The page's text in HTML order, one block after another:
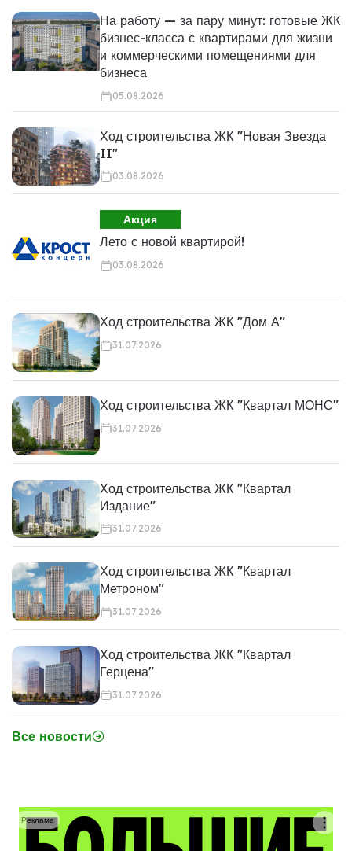
На работу — за пару минут: готовые ЖК
бизнес-класса с квартирами для жизни
и коммерческими помещениями для
бизнеса
05.08.2026
Ход строительства ЖК "Новая Звезда
II"
03.08.2026
Акция
Лето с новой квартирой!
03.08.2026
Ход строительства ЖК "Дом А"
31.07.2026
Ход строительства ЖК "Квартал МОНС"
31.07.2026
Ход строительства ЖК "Квартал
Издание"
31.07.2026
Ход строительства ЖК "Квартал
Метроном"
31.07.2026
Ход строительства ЖК "Квартал
Герцена"
31.07.2026
Все новости
Реклама